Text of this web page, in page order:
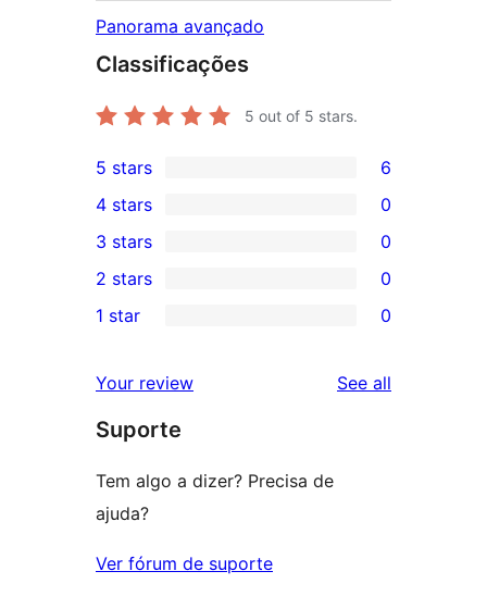
Panorama avançado
Classificações
5 out of 5 stars.
6
5-
star
reviews
5 stars 6
4-
star
reviews
4 stars 0
0
3-
star
3 stars 0
2-
reviews
2 stars 0
star
reviews
1 star 0
Your review See all
Suporte
Tem algo a dizer? Precisa de
ajuda?
Ver fórum de suporte